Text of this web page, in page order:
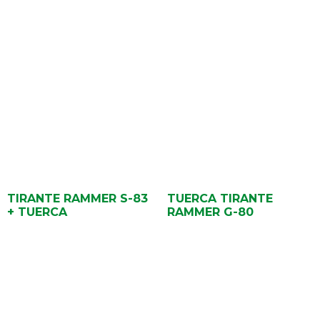
TIRANTE RAMMER S-83
+ TUERCA
TUERCA TIRANTE
RAMMER G-80